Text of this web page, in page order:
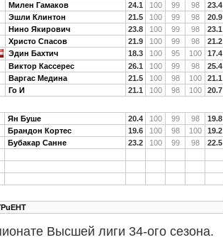
Милен Гамаков 24.1 100 99 98
23.4
Эшли Клинтон 21.5 100 99 98
20.9
Нино Якирович 23.8 100 99 98
23.1
Христо Спасов 21.9 100 99 98
21.2
Эдин Бахтич 18.3 100 95 100
17.4
Виктор Кассерес 26.1 100 99 98
25.4
Варгас Медина 21.5 100 98 100
21.1
Го И 21.1 100 98 100 20.7
Ян Буше 20.4 100 99 98
19.8
Брандон Кортес 19.6 100 98 100
19.2
Бубакар Санне 23.2 100 99 98 22.5
Высшей лиги 34-ого сезона.